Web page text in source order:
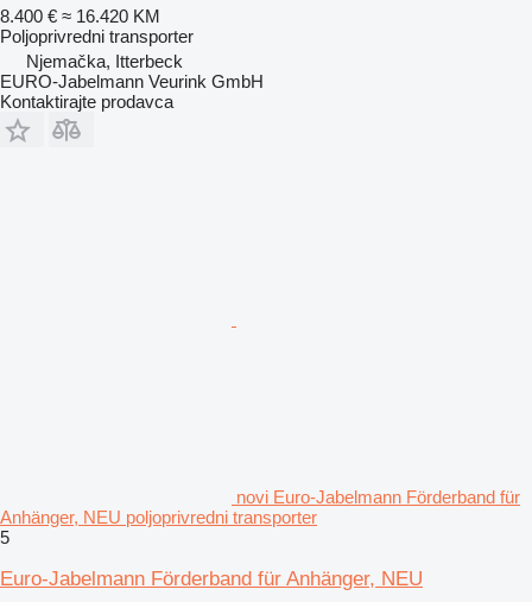
8.400 € ≈ 16.420 KM
Poljoprivredni transporter
Njemačka, Itterbeck
EURO-Jabelmann Veurink GmbH
Kontaktirajte prodavca
novi Euro-Jabelmann Förderband für
Anhänger, NEU poljoprivredni transporter
5
Euro-Jabelmann Förderband für Anhänger, NEU